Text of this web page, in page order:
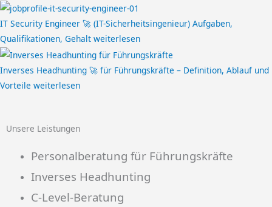
IT Security Engineer 🚀 (IT-Sicherheitsingenieur) Aufgaben,
Qualifikationen, Gehalt weiterlesen
Inverses Headhunting 🚀 für Führungskräfte – Definition, Ablauf und
Vorteile weiterlesen
Unsere Leistungen
Personalberatung für Führungskräfte
Inverses Headhunting
C-Level-Beratung